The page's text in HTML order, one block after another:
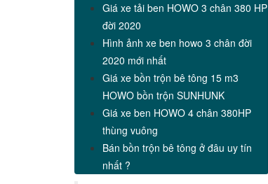
Giá xe tải ben HOWO 3 chân 380 HP
đời 2020
Hình ảnh xe ben howo 3 chân đời
2020 mới nhất
Giá xe bồn trộn bê tông 15 m3
HOWO bồn trộn SUNHUNK
Giá xe ben HOWO 4 chân 380HP
thùng vuông
Bán bồn trộn bê tông ở đâu uy tín
nhất ?